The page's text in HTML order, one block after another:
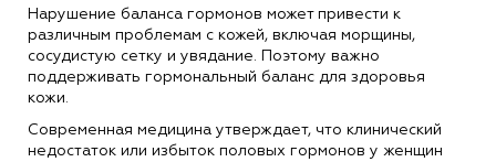
Нарушение баланса гормонов может привести к
различным проблемам с кожей, включая морщины,
сосудистую сетку и увядание. Поэтому важно
поддерживать гормональный баланс для здоровья
кожи.
Современная медицина утверждает, что клинический
недостаток или избыток половых гормонов у женщин